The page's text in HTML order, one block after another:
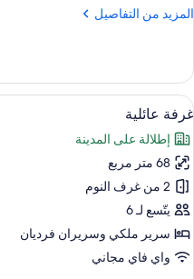
المزيد من التفاصيل
المزيد
جناح
رئاسي
استعراض
جميع
صور
غرفة
عائلية
9
غرفة عائلية
إطلالة على المدينة
68 متر مربع
2 من غرف النوم
يتّسع لـ 6
سرير ملكي‫‬ وسريران فرديان
واي فاي مجاني